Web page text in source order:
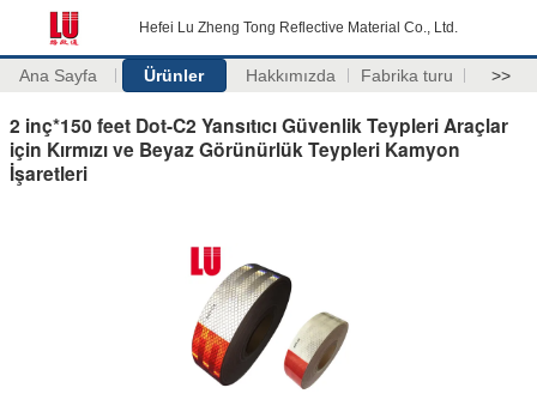
Hefei Lu Zheng Tong Reflective Material Co., Ltd.
Ana Sayfa Ürünler Hakkımızda Fabrika turu >>
2 inç*150 feet Dot-C2 Yansıtıcı Güvenlik Teypleri Araçlar
için Kırmızı ve Beyaz Görünürlük Teypleri Kamyon
İşaretleri